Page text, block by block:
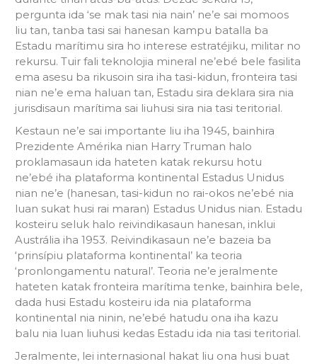
pergunta ida ‘se mak tasi nia nain’ ne’e sai momoos
liu tan, tanba tasi sai hanesan kampu batalla ba
Estadu marítimu sira ho interese estratéjiku, militar no
rekursu. Tuir fali teknolojia mineral ne’ebé bele fasilita
ema asesu ba rikusoin sira iha tasi-kidun, fronteira tasi
nian ne’e ema haluan tan, Estadu sira deklara sira nia
jurisdisaun marítima sai liuhusi sira nia tasi teritorial.
Kestaun ne’e sai importante liu iha 1945, bainhira
Prezidente Amérika nian Harry Truman halo
proklamasaun ida hateten katak rekursu hotu
ne’ebé iha plataforma kontinental Estadus Unidus
nian ne’e (hanesan, tasi-kidun no rai-okos ne’ebé nia
luan sukat husi rai maran) Estadus Unidus nian. Estadu
kosteiru seluk halo reivindikasaun hanesan, inklui
Austrália iha 1953. Reivindikasaun ne’e bazeia ba
‘prinsípiu plataforma kontinental’ ka teoria
‘pronlongamentu natural’. Teoria ne’e jeralmente
hateten katak fronteira marítima tenke, bainhira bele,
dada husi Estadu kosteiru ida nia plataforma
kontinental nia ninin, ne’ebé hatudu ona iha kazu
balu nia luan liuhusi kedas Estadu ida nia tasi teritorial.
Jeralmente, lei internasional hakat liu ona husi buat